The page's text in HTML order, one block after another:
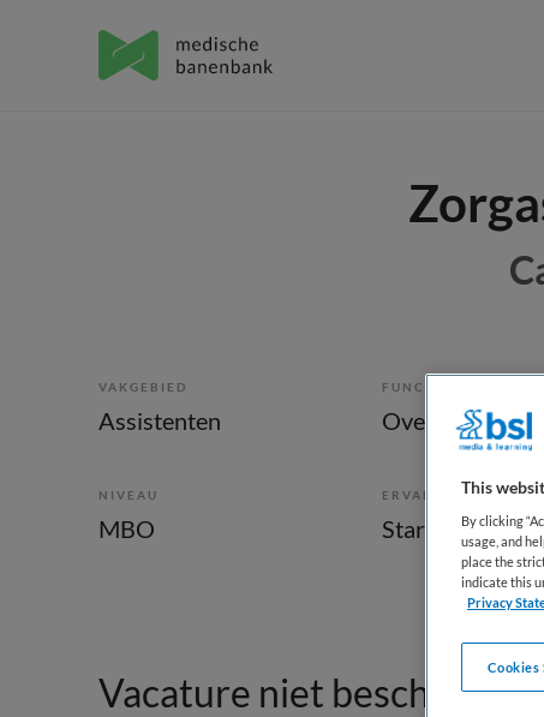
VAKGEBIED
Assistenten
FUNCTIE
NIVEAU
MBO
ERVARING
Starter
Vacature niet beschikbaar
This
By clicking
usage, and
place the
indicate this
Privacy
Cookies